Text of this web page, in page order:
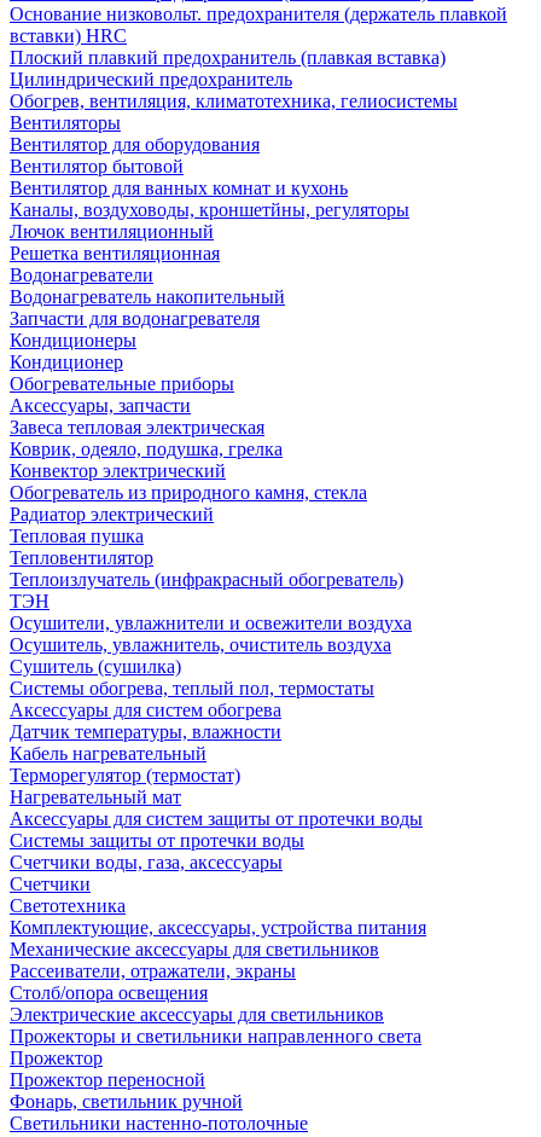
Основание низковольт. предохранителя (держатель плавкой
вставки) HRC
Плоский плавкий предохранитель (плавкая вставка)
Цилиндрический предохранитель
Обогрев, вентиляция, климатотехника, гелиосистемы
Вентиляторы
Вентилятор для оборудования
Вентилятор бытовой
Вентилятор для ванных комнат и кухонь
Каналы, воздуховоды, кроншетйны, регуляторы
Лючок вентиляционный
Решетка вентиляционная
Водонагреватели
Водонагреватель накопительный
Запчасти для водонагревателя
Кондиционеры
Кондиционер
Обогревательные приборы
Аксессуары, запчасти
Завеса тепловая электрическая
Коврик, одеяло, подушка, грелка
Конвектор электрический
Обогреватель из природного камня, стекла
Радиатор электрический
Тепловая пушка
Тепловентилятор
Теплоизлучатель (инфракрасный обогреватель)
ТЭН
Осушители, увлажнители и освежители воздуха
Осушитель, увлажнитель, очиститель воздуха
Сушитель (сушилка)
Системы обогрева, теплый пол, термостаты
Аксессуары для систем обогрева
Датчик температуры, влажности
Кабель нагревательный
Терморегулятор (термостат)
Нагревательный мат
Аксессуары для систем защиты от протечки воды
Системы защиты от протечки воды
Счетчики воды, газа, аксессуары
Счетчики
Светотехника
Комплектующие, аксессуары, устройства питания
Механические аксессуары для светильников
Рассеиватели, отражатели, экраны
Столб/опора освещения
Электрические аксессуары для светильников
Прожекторы и светильники направленного света
Прожектор
Прожектор переносной
Фонарь, светильник ручной
Светильники настенно-потолочные